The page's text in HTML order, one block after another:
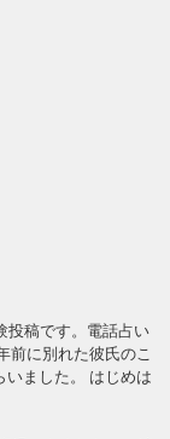
投稿です。電話占い
前に別れた彼氏のこ
いました。 はじめは